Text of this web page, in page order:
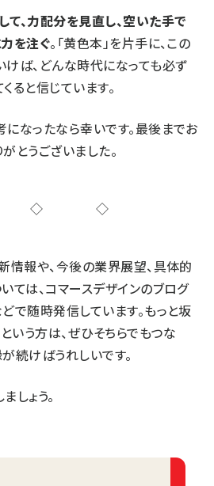
て、力配分を見直し、空いた手で
を注ぐ。「黄色本」を片手に、この
けば、どんな時代になっても必ず
ると信じています。
になったなら幸いです。最後までお
とうございました。
情報や、今後の業界展望、具体的
ては、コマースデザインのブログ
で随時発信しています。もっと坂
いう方は、ぜひそちらでもつな
続けばうれしいです。
しょう。